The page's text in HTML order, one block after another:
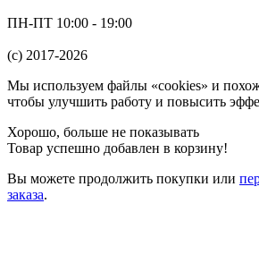
ПН-ПТ 10:00 - 19:00
(c) 2017-2026
Мы используем файлы «cookies» и
чтобы улучшить работу и повысить
Хорошо, больше не показывать
Товар успешно добавлен в корзину!
Вы можете продолжить покупки или
заказа.